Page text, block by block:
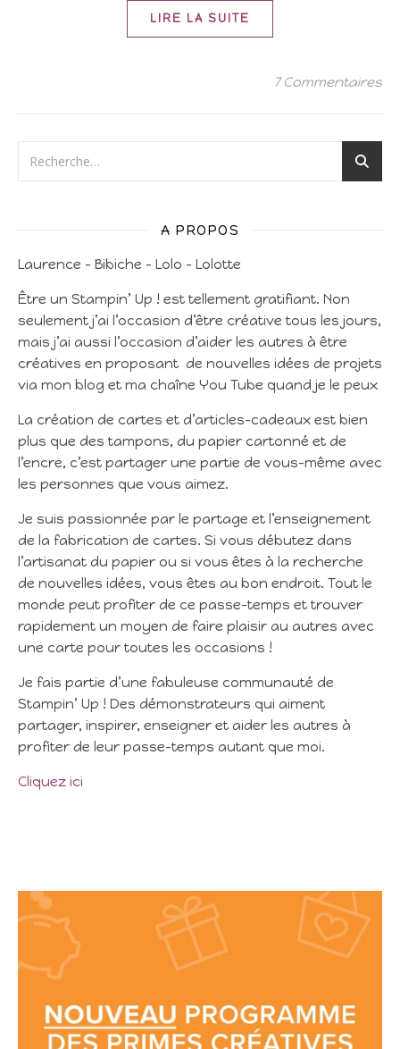
LIRE LA SUITE
7 Commentaires
A PROPOS
Laurence – Bibiche – Lolo – Lolotte
Être un Stampin’ Up ! est tellement gratifiant. Non
seulement j’ai l’occasion d’être créative tous les jours,
mais j’ai aussi l’occasion d’aider les autres à être
créatives en proposant de nouvelles idées de projets
via mon blog et ma chaîne You Tube quand je le peux
La création de cartes et d’articles-cadeaux est bien
plus que des tampons, du papier cartonné et de
l’encre, c’est partager une partie de vous-même avec
les personnes que vous aimez.
Je suis passionnée par le partage et l’enseignement
de la fabrication de cartes. Si vous débutez dans
l’artisanat du papier ou si vous êtes à la recherche
de nouvelles idées, vous êtes au bon endroit. Tout le
monde peut profiter de ce passe-temps et trouver
rapidement un moyen de faire plaisir au autres avec
une carte pour toutes les occasions !
Je fais partie d’une fabuleuse communauté de
Stampin’ Up ! Des démonstrateurs qui aiment
partager, inspirer, enseigner et aider les autres à
profiter de leur passe-temps autant que moi.
Cliquez ici